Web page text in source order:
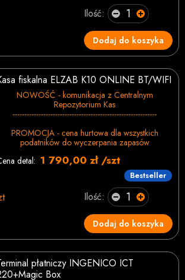
Ilość:
Dodaj do koszyka
fiskalna ELZAB K10 ONLINE BT/WIFI
NOWOŚĆ - komunikacja z Centralnym
Repozytorium Kas
-------------------------------------------------------------
PROMOCJA - cena hurtowa dla wszystkich
podatników do wyczerpania zapasów
detal: 1 790,00 zł /szt
Bestseller
Ilość:
Dodaj do koszyka
płatniczy INGENICO ICT
Box